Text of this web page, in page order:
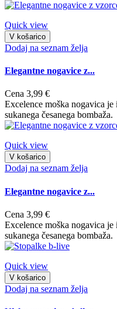
Quick view
V košarico
Dodaj na seznam želja
Elegantne nogavice z...
Cena 3,99 €
Excelence moška nogavica
sukanega česanega bombaža.
Quick view
V košarico
Dodaj na seznam želja
Elegantne nogavice z...
Cena 3,99 €
Excelence moška nogavica
sukanega česanega bombaža.
Quick view
V košarico
Dodaj na seznam želja